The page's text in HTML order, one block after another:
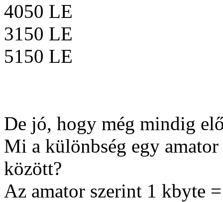
4050 LE
3150 LE
5150 LE
De jó, hogy még mindig
Mi a különbség egy
között?
Az amator szerint 1 kbyte